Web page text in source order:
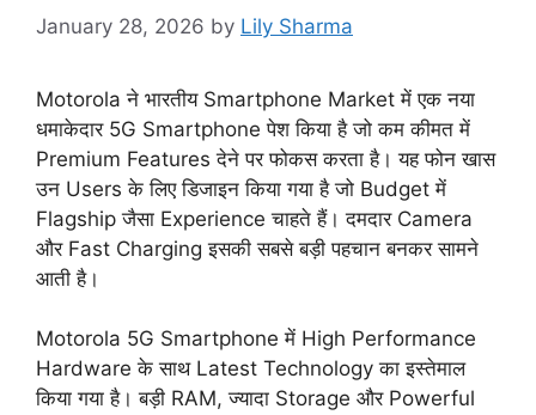
January 28, 2026 by Lily Sharma
Motorola ने भारतीय Smartphone Market में एक नया
धमाकेदार 5G Smartphone पेश किया है जो कम कीमत में
Premium Features देने पर फोकस करता है। यह फोन खास
उन Users के लिए डिजाइन किया गया है जो Budget में
Flagship जैसा Experience चाहते हैं। दमदार Camera
और Fast Charging इसकी सबसे बड़ी पहचान बनकर सामने
आती है।
Motorola 5G Smartphone में High Performance
Hardware के साथ Latest Technology का इस्तेमाल
किया गया है। बड़ी RAM, ज्यादा Storage और Powerful